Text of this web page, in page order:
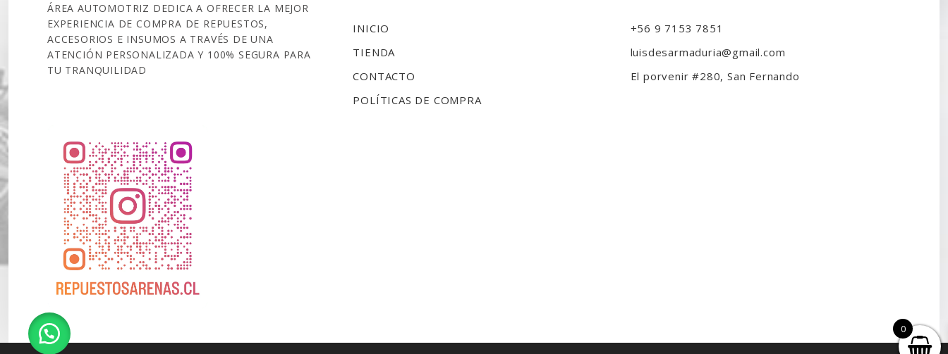
ÁREA AUTOMOTRIZ DEDICA A OFRECER LA MEJOR
EXPERIENCIA DE COMPRA DE REPUESTOS,
ACCESORIOS E INSUMOS A TRAVÉS DE UNA
ATENCIÓN PERSONALIZADA Y 100% SEGURA PARA
TU TRANQUILIDAD
INICIO
TIENDA
CONTACTO
POLÍTICAS DE COMPRA
+56 9 7153 7851
luisdesarmaduria@gmail.com
El porvenir #280, San Fernando
0